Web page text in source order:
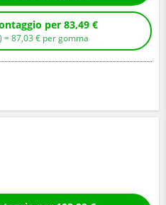
Compra senza montaggio per 83,49 €
) =87,03 € per gomma